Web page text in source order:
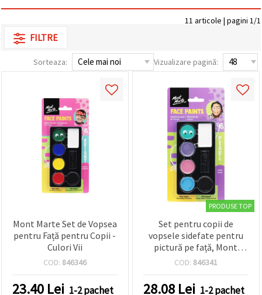
afișa
conținut și
relevante,
să vă
indicați
preferințele
dat și
11 articole | pagini 1/1
FILTRE
Sorteaza: Vizualizare pagină:
Mont Marte Set de Vopsea
pentru Față pentru Copii -
Culori Vii
COD: 846346
23.40 Lei 1-2 pachet
PRODUSE TOP
Set pentru copii de
vopsele sidefate pentru
pictură pe față, Mont
Marte – culori non-toxice,
paletă cu aplicare ușoară
COD: 846341
28.08 Lei 1-2 pachet